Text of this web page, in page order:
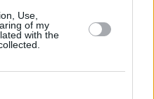
Use,
of my
with the